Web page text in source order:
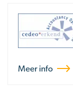
Meer info